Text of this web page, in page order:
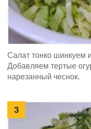
Салат тонко шинкуем
Добавляем тертые
нарезанный чеснок.
3